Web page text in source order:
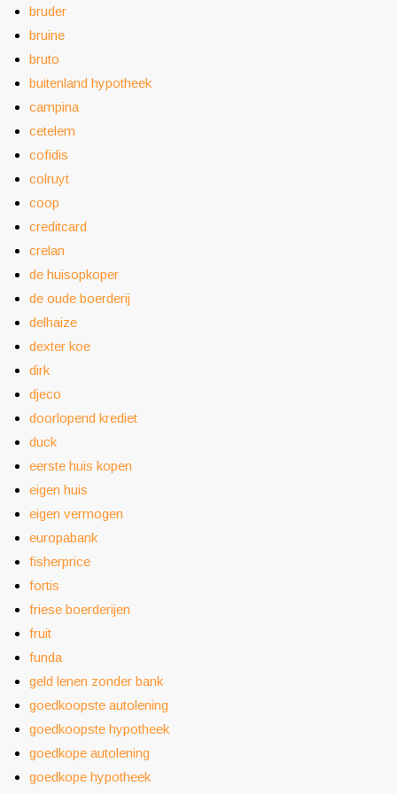
bruder
bruine
bruto
buitenland hypotheek
campina
cetelem
cofidis
colruyt
coop
creditcard
crelan
de huisopkoper
de oude boerderij
delhaize
dexter koe
dirk
djeco
doorlopend krediet
duck
eerste huis kopen
eigen huis
eigen vermogen
europabank
fisherprice
fortis
friese boerderijen
fruit
funda
geld lenen zonder bank
goedkoopste autolening
goedkoopste hypotheek
goedkope autolening
goedkope hypotheek